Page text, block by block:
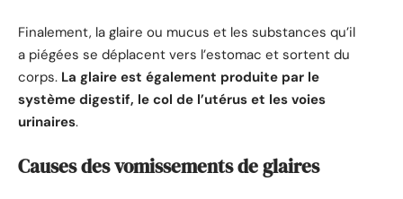
Finalement, la glaire ou mucus et les substances qu’il
a piégées se déplacent vers l’estomac et sortent du
corps. La glaire est également produite par le
système digestif, le col de l’utérus et les voies
urinaires.
Causes des vomissements de glaires